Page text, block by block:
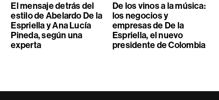
El mensaje detrás del
estilo de Abelardo De la
Espriella y Ana Lucía
Pineda, según una
experta
De los vinos a la música:
los negocios y
empresas de De la
Espriella, el nuevo
presidente de Colombia